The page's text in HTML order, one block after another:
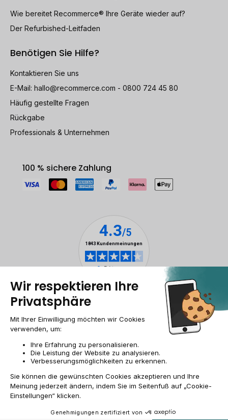
Wie bereitet Recommerce® Ihre Geräte wieder auf?
Der Refurbished-Leitfaden
Benötigen Sie Hilfe?
Kontaktieren Sie uns
E-Mail: hallo@recommerce.com - 0800 724 45 80
Häufig gestellte Fragen
Rückgabe
Professionals & Unternehmen
100 % sichere Zahlung
Impressum & ANB Allgemeine GeschäftsbedingungenCookies
Personenbezogener datenBarrierefreiheit
© 2009-2026 RECOMMERCE - Alle Rechte vorbehalten.